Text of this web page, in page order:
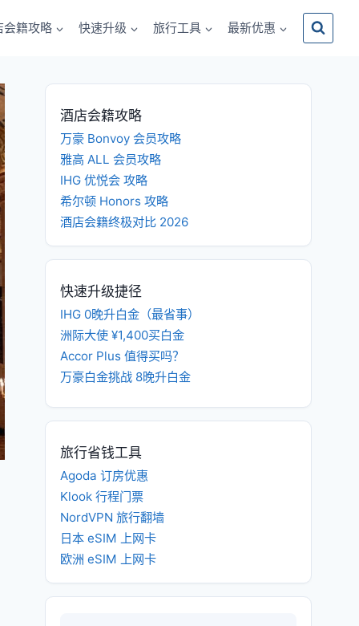
会籍攻略 快速升级 旅行工具 最新优惠
酒店会籍攻略
万豪 Bonvoy 会员攻略
雅高 ALL 会员攻略
IHG 优悦会 攻略
希尔顿 Honors 攻略
酒店会籍终极对比 2026
快速升级捷径
IHG 0晚升白金（最省事）
洲际大使 ¥1,400买白金
Accor Plus 值得买吗？
万豪白金挑战 8晚升白金
旅行省钱工具
Agoda 订房优惠
Klook 行程门票
NordVPN 旅行翻墙
日本 eSIM 上网卡
欧洲 eSIM 上网卡